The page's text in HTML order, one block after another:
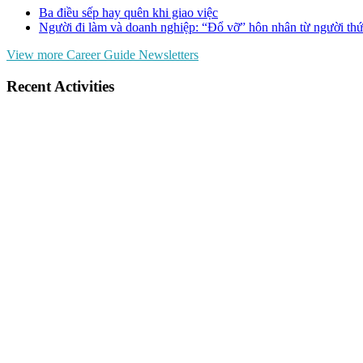
Ba điều sếp hay quên khi giao việc
Người đi làm và doanh nghiệp: “Đổ vỡ” hôn nhân từ người
View more Career Guide Newsletters
Recent Activities